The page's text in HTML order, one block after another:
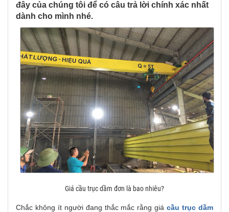
đây của chúng tôi để có câu trả lời chính xác nhất
dành cho mình nhé.
Giá cầu trục dầm đơn là bao nhiêu?
Chắc không ít người đang thắc mắc rằng giácầu trục dầm